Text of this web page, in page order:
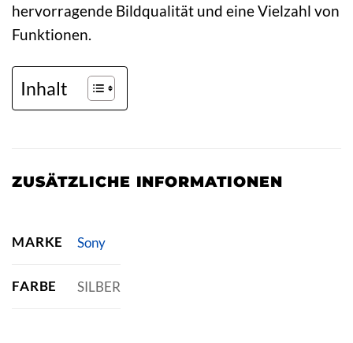
hervorragende Bildqualität und eine Vielzahl von
Funktionen.
Inhalt
ZUSÄTZLICHE INFORMATIONEN
MARKE Sony
FARBE SILBER